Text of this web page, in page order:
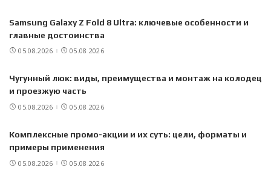
Samsung Galaxy Z Fold 8 Ultra: ключевые особенности и
главные достоинства
05.08.2026 05.08.2026
Чугунный люк: виды, преимущества и монтаж на колодец
и проезжую часть
05.08.2026 05.08.2026
Комплексные промо-акции и их суть: цели, форматы и
примеры применения
05.08.2026 05.08.2026